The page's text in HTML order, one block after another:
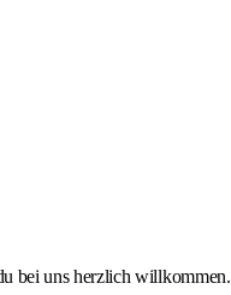
bei uns herzlich willkommen.